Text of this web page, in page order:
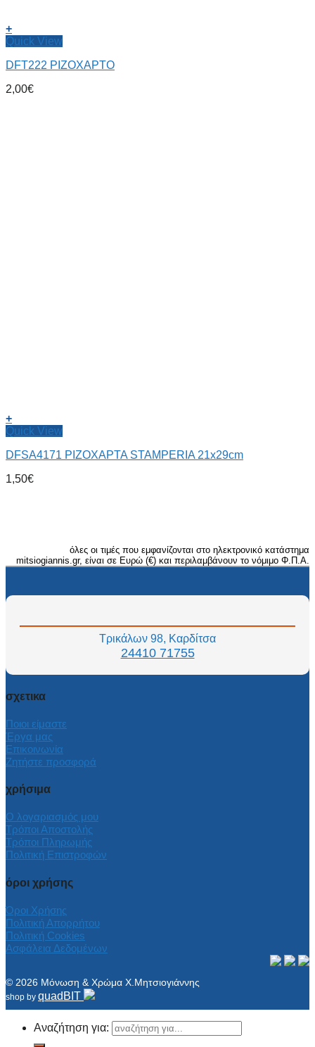
+
Quick View
DFT222 ΡΙΖΟΧΑΡΤΟ
2,00€
+
Quick View
DFSA4171 ΡΙΖΟΧΑΡΤΑ STAMPERIA 21x29cm
1,50€
όλες οι τιμές που εμφανίζονται στο ηλεκτρονικό κατάστημα
mitsiogiannis.gr, είναι σε Ευρώ (€) και περιλαμβάνουν το νόμιμο Φ.Π.Α.
Τρικάλων 98, Καρδίτσα
24410 71755
σχετικα
Ποιοι είμαστε
Έργα μας
Επικοινωνία
Ζητήστε προσφορά
χρήσιμα
Ο λογαριασμός μου
Τρόποι Αποστολής
Τρόποι Πληρωμής
Πολιτική Επιστροφών
όροι χρήσης
Όροι Χρήσης
Πολιτική Απορρήτου
Πολιτική Cookies
Ασφάλεια Δεδομένων
© 2026 Μόνωση & Χρώμα Χ.Μητσιογιάννης
shop by quadBIT
Αναζήτηση για: